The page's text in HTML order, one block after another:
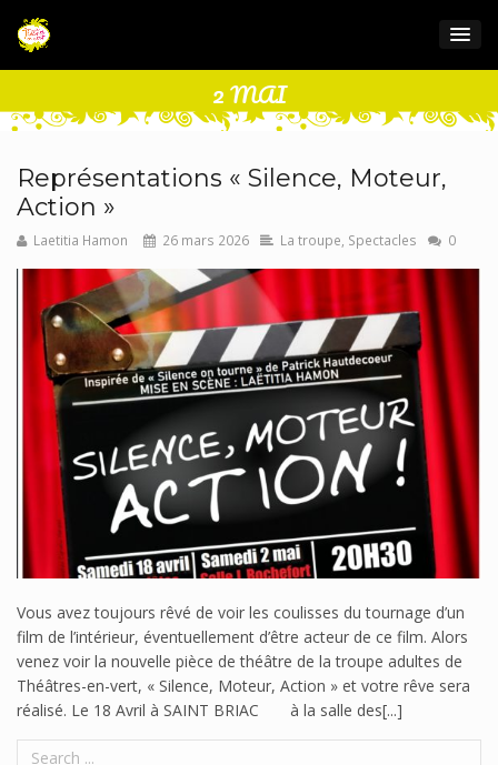
2 MAI
Représentations « Silence, Moteur,
Action »
Laetitia Hamon 26 mars 2026 La troupe Spectacles 0
Vous avez toujours rêvé de voir les coulisses du tournage d’un
film de l’intérieur, éventuellement d’être acteur de ce film. Alors
venez voir la nouvelle pièce de théâtre de la troupe adultes de
Théâtres-en-vert, « Silence, Moteur, Action » et votre rêve sera
réalisé. Le 18 Avril à SAINT BRIAC à la salle des[...]